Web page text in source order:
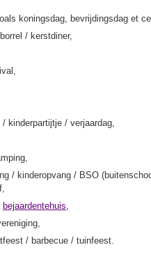
koningsdag, bevrijdingsdag et
/ kerstdiner,
kinderpartijtje / verjaardag,
/ kinderopvang / BSO
bejaardentehuis,
/ barbecue / tuinfeest.